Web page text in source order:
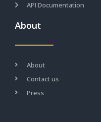
API Documentation
About
About
Contact us
Press